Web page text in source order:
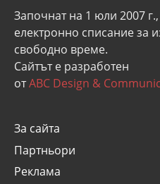
Започнат на 1 юли 2007
eлектронно списание за
свободно време.
Сайтът е разработен
отABC Design &
За сайта
Партньори
Реклама